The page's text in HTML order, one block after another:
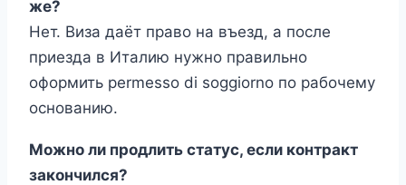
же?
Нет. Виза даёт право на въезд, а после
приезда в Италию нужно правильно
оформить permesso di soggiorno по рабочему
основанию.
Можно ли продлить статус, если контракт
закончился?